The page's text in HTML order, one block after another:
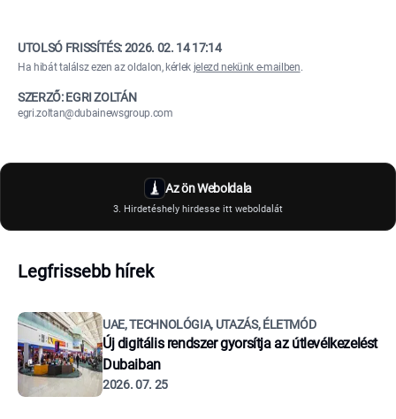
UTOLSÓ FRISSÍTÉS:2026. 02. 14 17:14
Ha hibát találsz ezen az oldalon, kérlek jelezd nekünk e-mailben.
SZERZŐ: EGRI ZOLTÁN
egri.zoltan@dubainewsgroup.com
Az ön Weboldala
3. Hirdetéshely hirdesse itt weboldalát
Legfrissebb hírek
UAE, TECHNOLÓGIA, UTAZÁS, ÉLETMÓD
Új digitális rendszer gyorsítja az útlevélkezelést
Dubaiban
2026. 07. 25